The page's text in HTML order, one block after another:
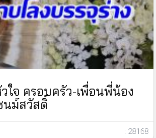
ใจ ครอบครัว-เพื่อนพี่น้อง
นม์สวัสดิ์
: 28168